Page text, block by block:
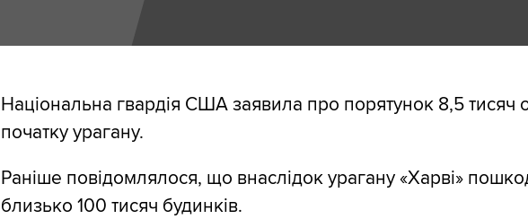
Національна гвардія США заявила про порятунок 8,5 тисяч
початку урагану.
Раніше повідомлялося, що внаслідок урагану «Харві»
близько 100 тисяч будинків.